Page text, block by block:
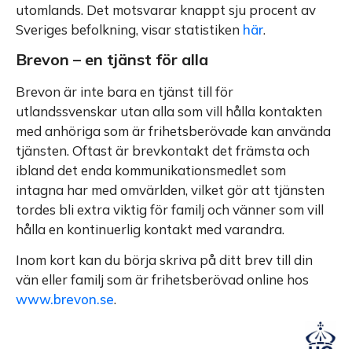
utomlands. Det motsvarar knappt sju procent av
Sveriges befolkning, visar statistiken här.
Brevon – en tjänst för alla
Brevon är inte bara en tjänst till för
utlandssvenskar utan alla som vill hålla kontakten
med anhöriga som är frihetsberövade kan använda
tjänsten. Oftast är brevkontakt det främsta och
ibland det enda kommunikationsmedlet som
intagna har med omvärlden, vilket gör att tjänsten
tordes bli extra viktig för familj och vänner som vill
hålla en kontinuerlig kontakt med varandra.
Inom kort kan du börja skriva på ditt brev till din
vän eller familj som är frihetsberövad online hos
www.brevon.se.